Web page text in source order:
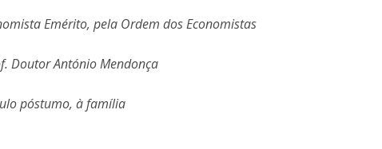
Emérito, pela Ordem dos Economistas
Doutor António Mendonça
póstumo, à família